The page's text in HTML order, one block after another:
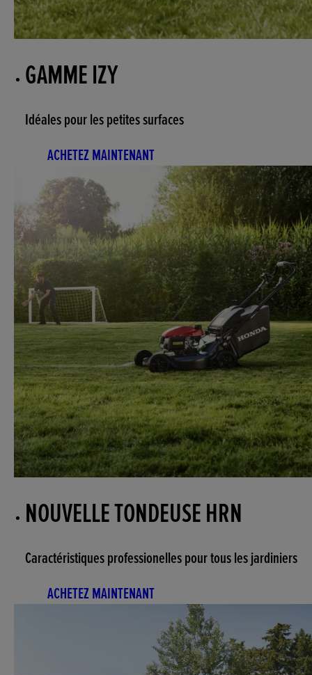
GAMME IZY
Idéales pour les petites surfaces
ACHETEZ MAINTENANT
NOUVELLE TONDEUSE HRN
Caractéristiques professionelles pour tous les jardiniers
ACHETEZ MAINTENANT